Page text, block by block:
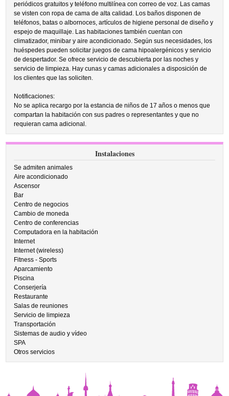
periódicos gratuitos y teléfono multilínea con correo de voz. Las camas
se visten con ropa de cama de alta calidad. Los baños disponen de
teléfonos, batas o albornoces, artículos de higiene personal de diseño y
espejo de maquillaje. Las habitaciones también cuentan con
climatizador, minibar y aire acondicionado. Según sus necesidades, los
huéspedes pueden solicitar juegos de cama hipoalergénicos y servicio
de despertador. Se ofrece servicio de descubierta por las noches y
servicio de limpieza. Hay cunas y camas adicionales a disposición de
los clientes que las soliciten.
Notificaciones:
No se aplica recargo por la estancia de niños de 17 años o menos que
compartan la habitación con sus padres o representantes y que no
requieran cama adicional.
Instalaciones
Se admiten animales
Aire acondicionado
Ascensor
Bar
Centro de negocios
Cambio de moneda
Centro de conferencias
Computadora en la habitación
Internet
Internet (wireless)
Fitness - Sports
Aparcamiento
Piscina
Conserjería
Restaurante
Salas de reuniones
Servicio de limpieza
Transportación
Sistemas de audio y vídeo
SPA
Otros servicios